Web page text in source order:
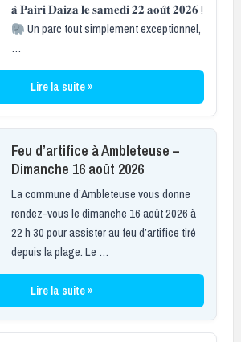
𝐚̀ 𝐏𝐚𝐢𝐫𝐢 𝐃𝐚𝐢𝐳𝐚 𝐥𝐞 𝐬𝐚𝐦𝐞𝐝𝐢 𝟐𝟐 𝐚𝐨𝐮̂𝐭 𝟐𝟎𝟐𝟔 !
Un parc tout simplement exceptionnel,
…
Lire la suite »
Feu d’artifice à Ambleteuse –
Dimanche 16 août 2026
La commune d’Ambleteuse vous donne
rendez-vous le dimanche 16 août 2026 à
22 h 30 pour assister au feu d’artifice tiré
depuis la plage. Le …
Lire la suite »